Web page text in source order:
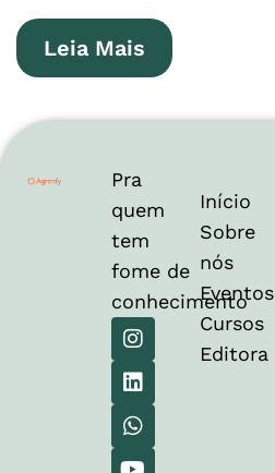
Leia Mais
Pra
quem
tem
fome de
conhecimento
Início
Sobre
nós
Eventos
Cursos
Editora